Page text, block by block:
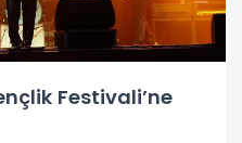
Festivali’ne